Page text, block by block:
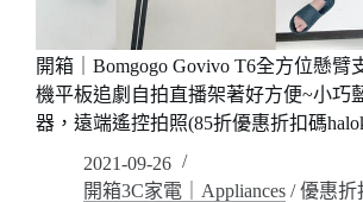
整
天
沒
開箱｜Bomgogo Govivo T6全方位懸臂
機平板追劇自拍直播架著好方便~小巧
器，遠端遙控拍照(85折優惠折扣碼
2021-09-26
開箱3C家電｜Appliances /優惠折